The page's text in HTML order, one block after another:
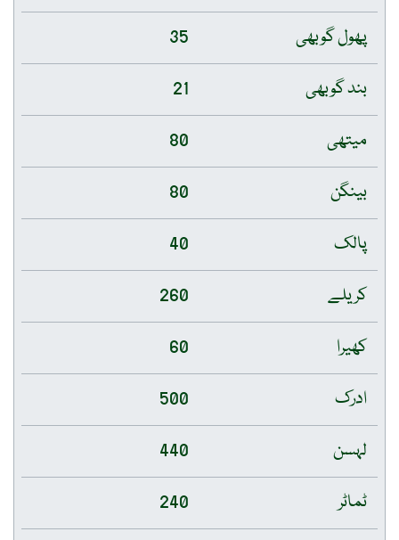
پھول گوبھی
35
بند گوبھی
21
میتھی
80
بینگن
80
پالک
40
کریلے
260
کھیرا
60
ادرک
500
لہسن
440
ٹماٹر
240